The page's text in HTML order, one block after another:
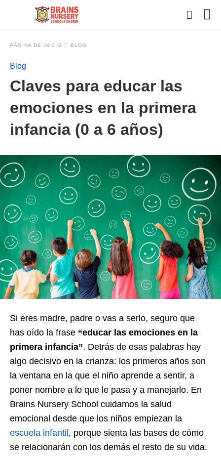
PÁGINA DE INICIO BLOG
Blog
Claves para educar las
emociones en la primera
infancia (0 a 6 años)
Si eres madre, padre o vas a serlo, seguro que
has oído la frase “educar las emociones en la
primera infancia”. Detrás de esas palabras hay
algo decisivo en la crianza: los primeros años son
la ventana en la que el niño aprende a sentir, a
poner nombre a lo que le pasa y a manejarlo. En
Brains Nursery School cuidamos la salud
emocional desde que los niños empiezan la
escuela infantil , porque sienta las bases de cómo
se relacionarán con los demás el resto de su vida.